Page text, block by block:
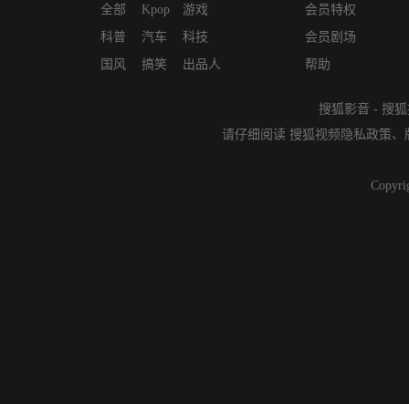
全部
科普
国风
Kpop
汽车
搞笑
游戏
科技
出品人
会员特权
会员剧场
帮助
搜狐影音 - 搜
请仔细阅读 搜狐视频隐私政策、